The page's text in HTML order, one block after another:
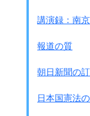
講演録：南
報道の質
朝日新聞の
日本国憲法